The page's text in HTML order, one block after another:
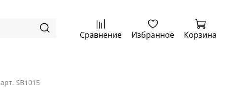
Сравнение Избранное Корзина
арт. SB1015